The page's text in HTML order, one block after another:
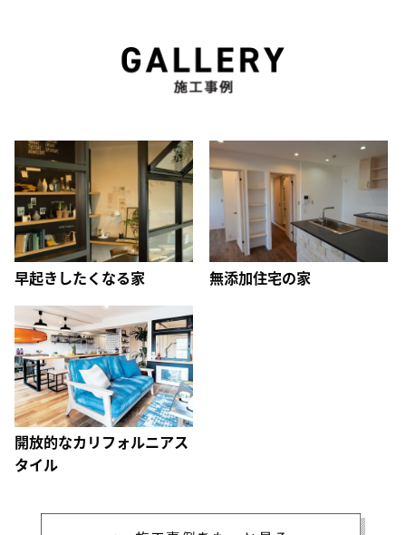
早起きしたくなる家 無添加住宅の家
開放的なカリフォルニアス
タイル